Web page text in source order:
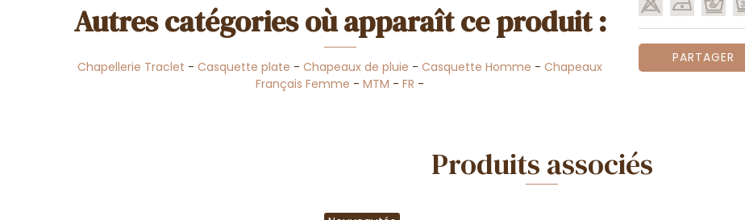
Autres catégories où apparaît ce produit :
Chapellerie Traclet -Casquette plate -Chapeaux de pluie -Casquette Homme -Chapeaux
Français Femme -MTM -FR -
PARTAGER
Produits associés